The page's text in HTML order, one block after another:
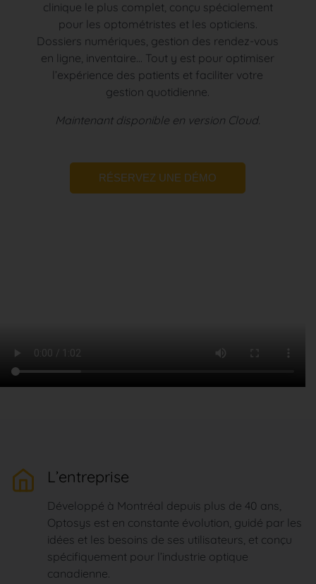
clinique le plus complet, conçu spécialement
pour les optométristes et les opticiens.
Dossiers numériques, gestion des rendez-vous
en ligne, inventaire... Tout y est pour optimiser
l’expérience des patients et faciliter votre
gestion quotidienne.
Maintenant disponible en version Cloud.
RÉSERVEZ UNE DÉMO
L’entreprise
Développé à Montréal depuis plus de 40 ans,
Optosys est en constante évolution, guidé par les
idées et les besoins de ses utilisateurs, et conçu
spécifiquement pour l’industrie optique
canadienne.